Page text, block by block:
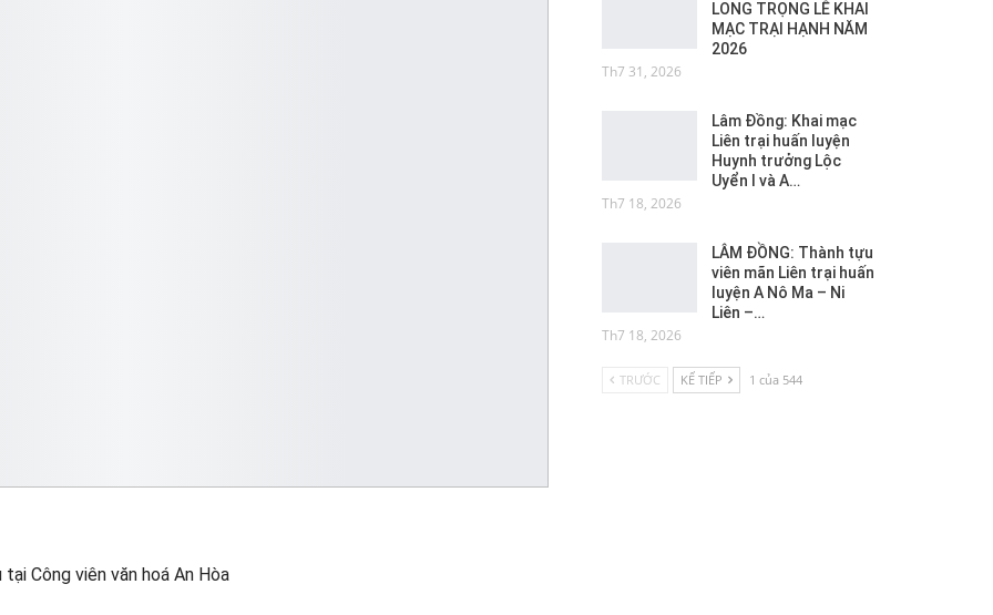
tại Công viên văn hoá An Hòa
LONG TRỌNG LỄ KHAI
MẠC TRẠI HẠNH NĂM
2026
Th7 31, 2026
Lâm Đồng: Khai mạc
Liên trại huấn luyện
Huynh trưởng Lộc
Uyển I và A…
Th7 18, 2026
LÂM ĐỒNG: Thành tựu
viên mãn Liên trại huấn
luyện A Nô Ma – Ni
Liên –…
Th7 18, 2026
TRƯỚC KẾ TIẾP 1 của 544